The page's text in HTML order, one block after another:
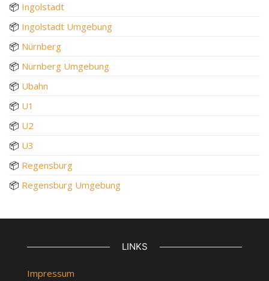
📦 Ingolstadt
📦 Ingolstadt Umgebung
📦 Nürnberg
📦 Nürnberg Umgebung
📦 Ubahn
📦 U1
📦 U2
📦 U3
📦 Regensburg
📦 Regensburg Umgebung
LINKS
Impressum